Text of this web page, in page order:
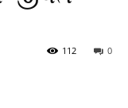
0
112